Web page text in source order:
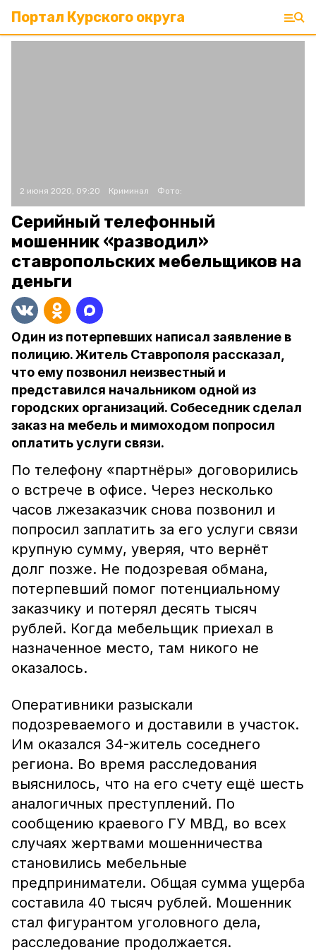
Портал Курского округа
2 июня 2020, 09:20 Криминал Фото:
Серийный телефонный
мошенник «разводил»
ставропольских мебельщиков на
деньги
Один из потерпевших написал заявление в
полицию. Житель Ставрополя рассказал,
что ему позвонил неизвестный и
представился начальником одной из
городских организаций. Собеседник сделал
заказ на мебель и мимоходом попросил
оплатить услуги связи.
По телефону «партнёры» договорились
о встрече в офисе. Через несколько
часов лжезаказчик снова позвонил и
попросил заплатить за его услуги связи
крупную сумму, уверяя, что вернёт
долг позже. Не подозревая обмана,
потерпевший помог потенциальному
заказчику и потерял десять тысяч
рублей. Когда мебельщик приехал в
назначенное место, там никого не
оказалось.
Оперативники разыскали
подозреваемого и доставили в участок.
Им оказался 34-житель соседнего
региона. Во время расследования
выяснилось, что на его счету ещё шесть
аналогичных преступлений. По
сообщению краевого ГУ МВД, во всех
случаях жертвами мошенничества
становились мебельные
предприниматели. Общая сумма ущерба
составила 40 тысяч рублей. Мошенник
стал фигурантом уголовного дела,
расследование продолжается.